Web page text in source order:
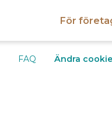
För
FAQ Ändra